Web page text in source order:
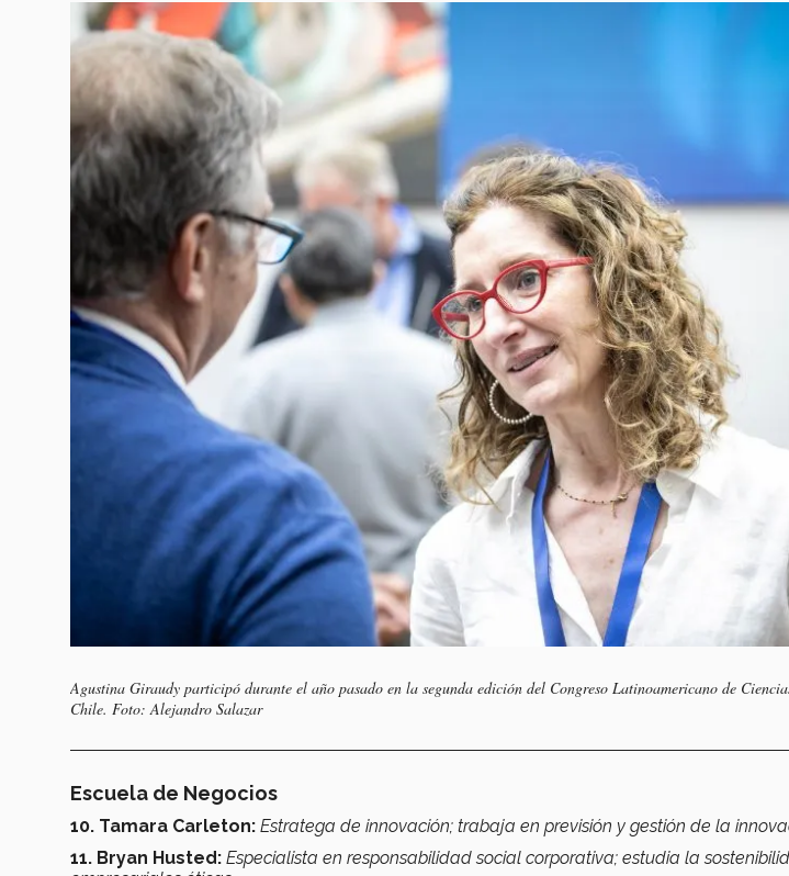
Agustina Giraudy participó durante el año pasado en la segunda edición del Congreso Latinoamericano de
Chile. Foto: Alejandro Salazar
Escuela de Negocios
10. Tamara Carleton: Estratega de innovación; trabaja en previsión y gestión de la
11. Bryan Husted: Especialista en responsabilidad social corporativa; estudia la